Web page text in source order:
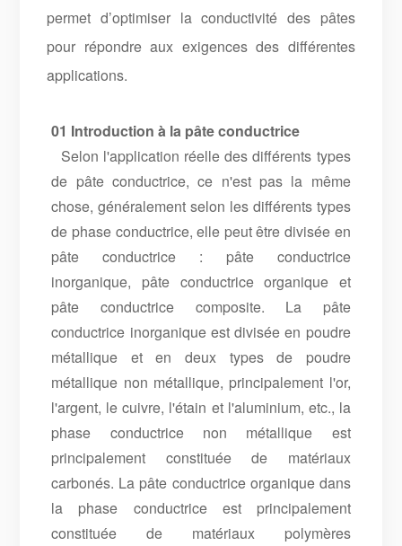
permet d’optimiser la conductivité des pâtes
pour répondre aux exigences des différentes
applications.
01 Introduction à la pâte conductrice
Selon l'application réelle des différents types
de pâte conductrice, ce n'est pas la même
chose, généralement selon les différents types
de phase conductrice, elle peut être divisée en
pâte conductrice : pâte conductrice
inorganique, pâte conductrice organique et
pâte conductrice composite. La pâte
conductrice inorganique est divisée en poudre
métallique et en deux types de poudre
métallique non métallique, principalement l'or,
l'argent, le cuivre, l'étain et l'aluminium, etc., la
phase conductrice non métallique est
principalement constituée de matériaux
carbonés. La pâte conductrice organique dans
la phase conductrice est principalement
constituée de matériaux polymères